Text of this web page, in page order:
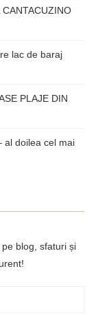
lac de baraj
PLAJE DIN
al doilea cel mai
blog, sfaturi și